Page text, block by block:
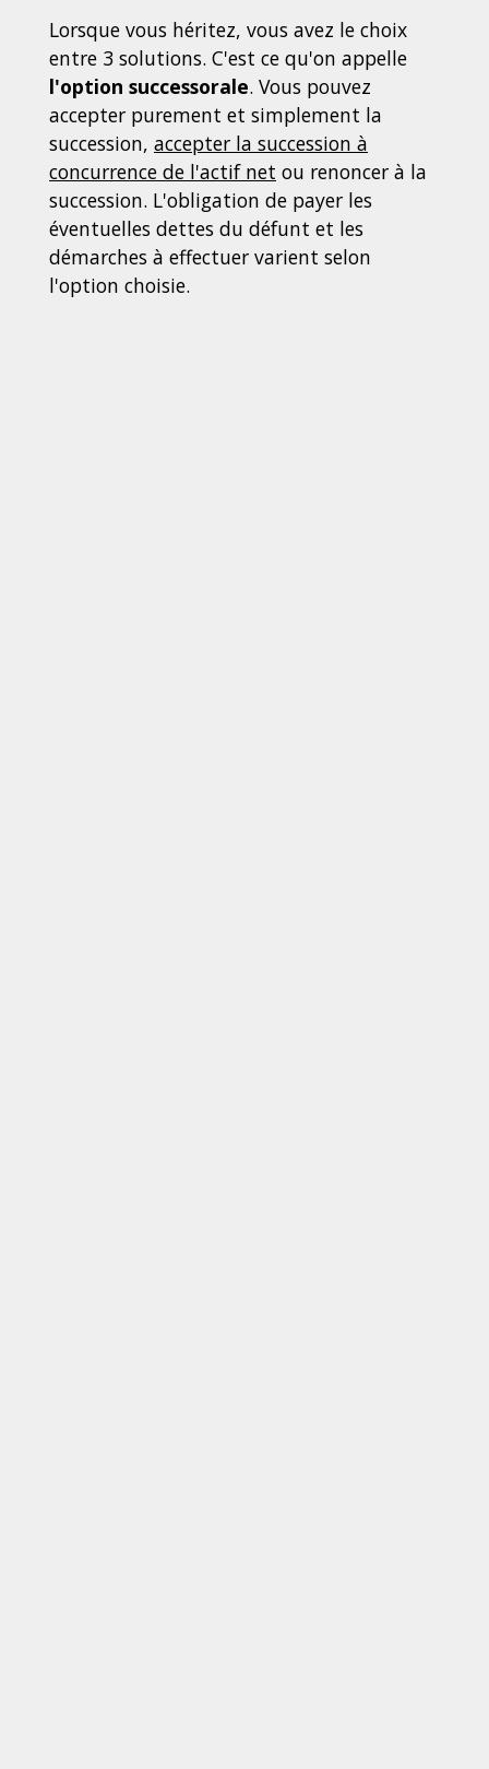
Lorsque vous héritez, vous avez le choix
entre 3 solutions. C'est ce qu'on appelle
l'option successorale. Vous pouvez
accepter purement et simplement la
succession, accepter la succession à
concurrence de l'actif net ou renoncer à la
succession. L'obligation de payer les
éventuelles dettes du défunt et les
démarches à effectuer varient selon
l'option choisie.